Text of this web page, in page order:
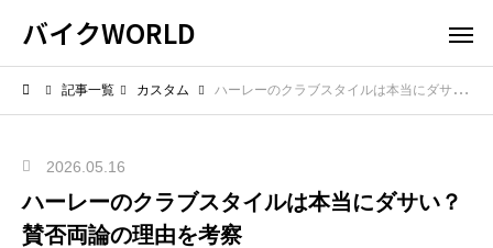
バイクWORLD
記事一覧 カスタム ハーレーのクラブスタイルは本当にダサい？賛否両論の理由を考察
2026.05.16
ハーレーのクラブスタイルは本当にダサい？
賛否両論の理由を考察